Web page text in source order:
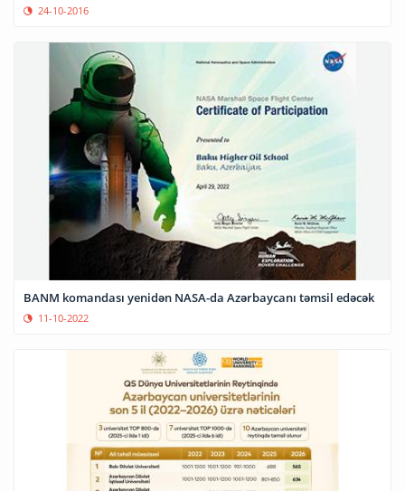
24-10-2016
BANM komandası yenidən NASA-da Azərbaycanı təmsil edəcək
11-10-2022